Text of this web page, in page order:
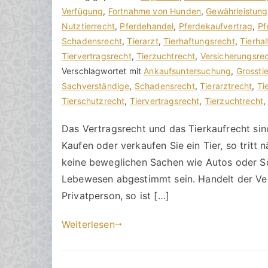
o
n
h
o
r
a
k
e
c
h
t
s
n
ä
e
i
t
r
a
g
v
r
ö
f
f
e
t
i
Verfügung, Fortnahme von Hunden, Gewährleistung
Nutztierrecht, Pferdehandel, Pferdekaufvertrag,
Schadensrecht,Tierarzt,Tierhaftungsrecht,
Tiervertragsrecht,Tierzuchtrecht,
Verschlagwortet mit Ankaufsuntersuchung,
Sachverständige, Schadensrecht,Tierarztrecht,
Tierschutzrecht, Tiervertragsrecht, Tierzuchtrecht,
e
i
n
e
K
o
m
e
n
t
a
r
zu
beachten
Das Vertragsrecht und das Tierkaufrecht
Kaufen oder verkaufen Sie ein Tier, so tritt
keine beweglichen Sachen wie Autos oder
Lebewesen abgestimmt sein. Handelt der
Privatperson, so ist […]
Weiterlesen